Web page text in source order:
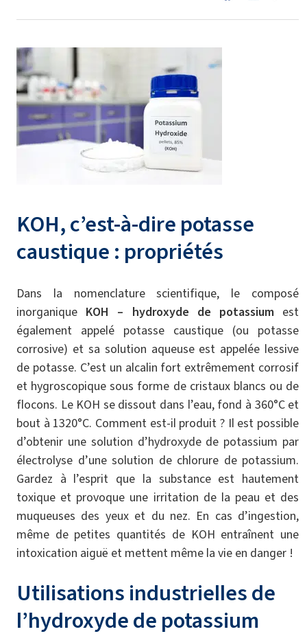
KOH, c’est-à-dire potasse
caustique : propriétés
Dans la nomenclature scientifique, le composé
inorganique KOH – hydroxyde de potassiumest
également appelé potasse caustique (ou potasse
corrosive) et sa solution aqueuse est appelée lessive
de potasse. C’est un alcalin fort extrêmement corrosif
et hygroscopique sous forme de cristaux blancs ou de
flocons. Le KOH se dissout dans l’eau, fond à 360°C et
bout à 1320°C. Comment est-il produit ? Il est possible
d’obtenir une solution d’hydroxyde de potassium par
électrolyse d’une solution de chlorure de potassium.
Gardez à l’esprit que la substance est hautement
toxique et provoque une irritation de la peau et des
muqueuses des yeux et du nez. En cas d’ingestion,
même de petites quantités de KOH entraînent une
intoxication aiguë et mettent même la vie en danger !
Utilisations industrielles de
l’hydroxyde de potassium